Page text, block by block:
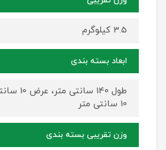
3.5 کیلوگرم
ابعاد بسته بندی
طول 140
10 سانتی متر
وزن تقریبی بسته بندی